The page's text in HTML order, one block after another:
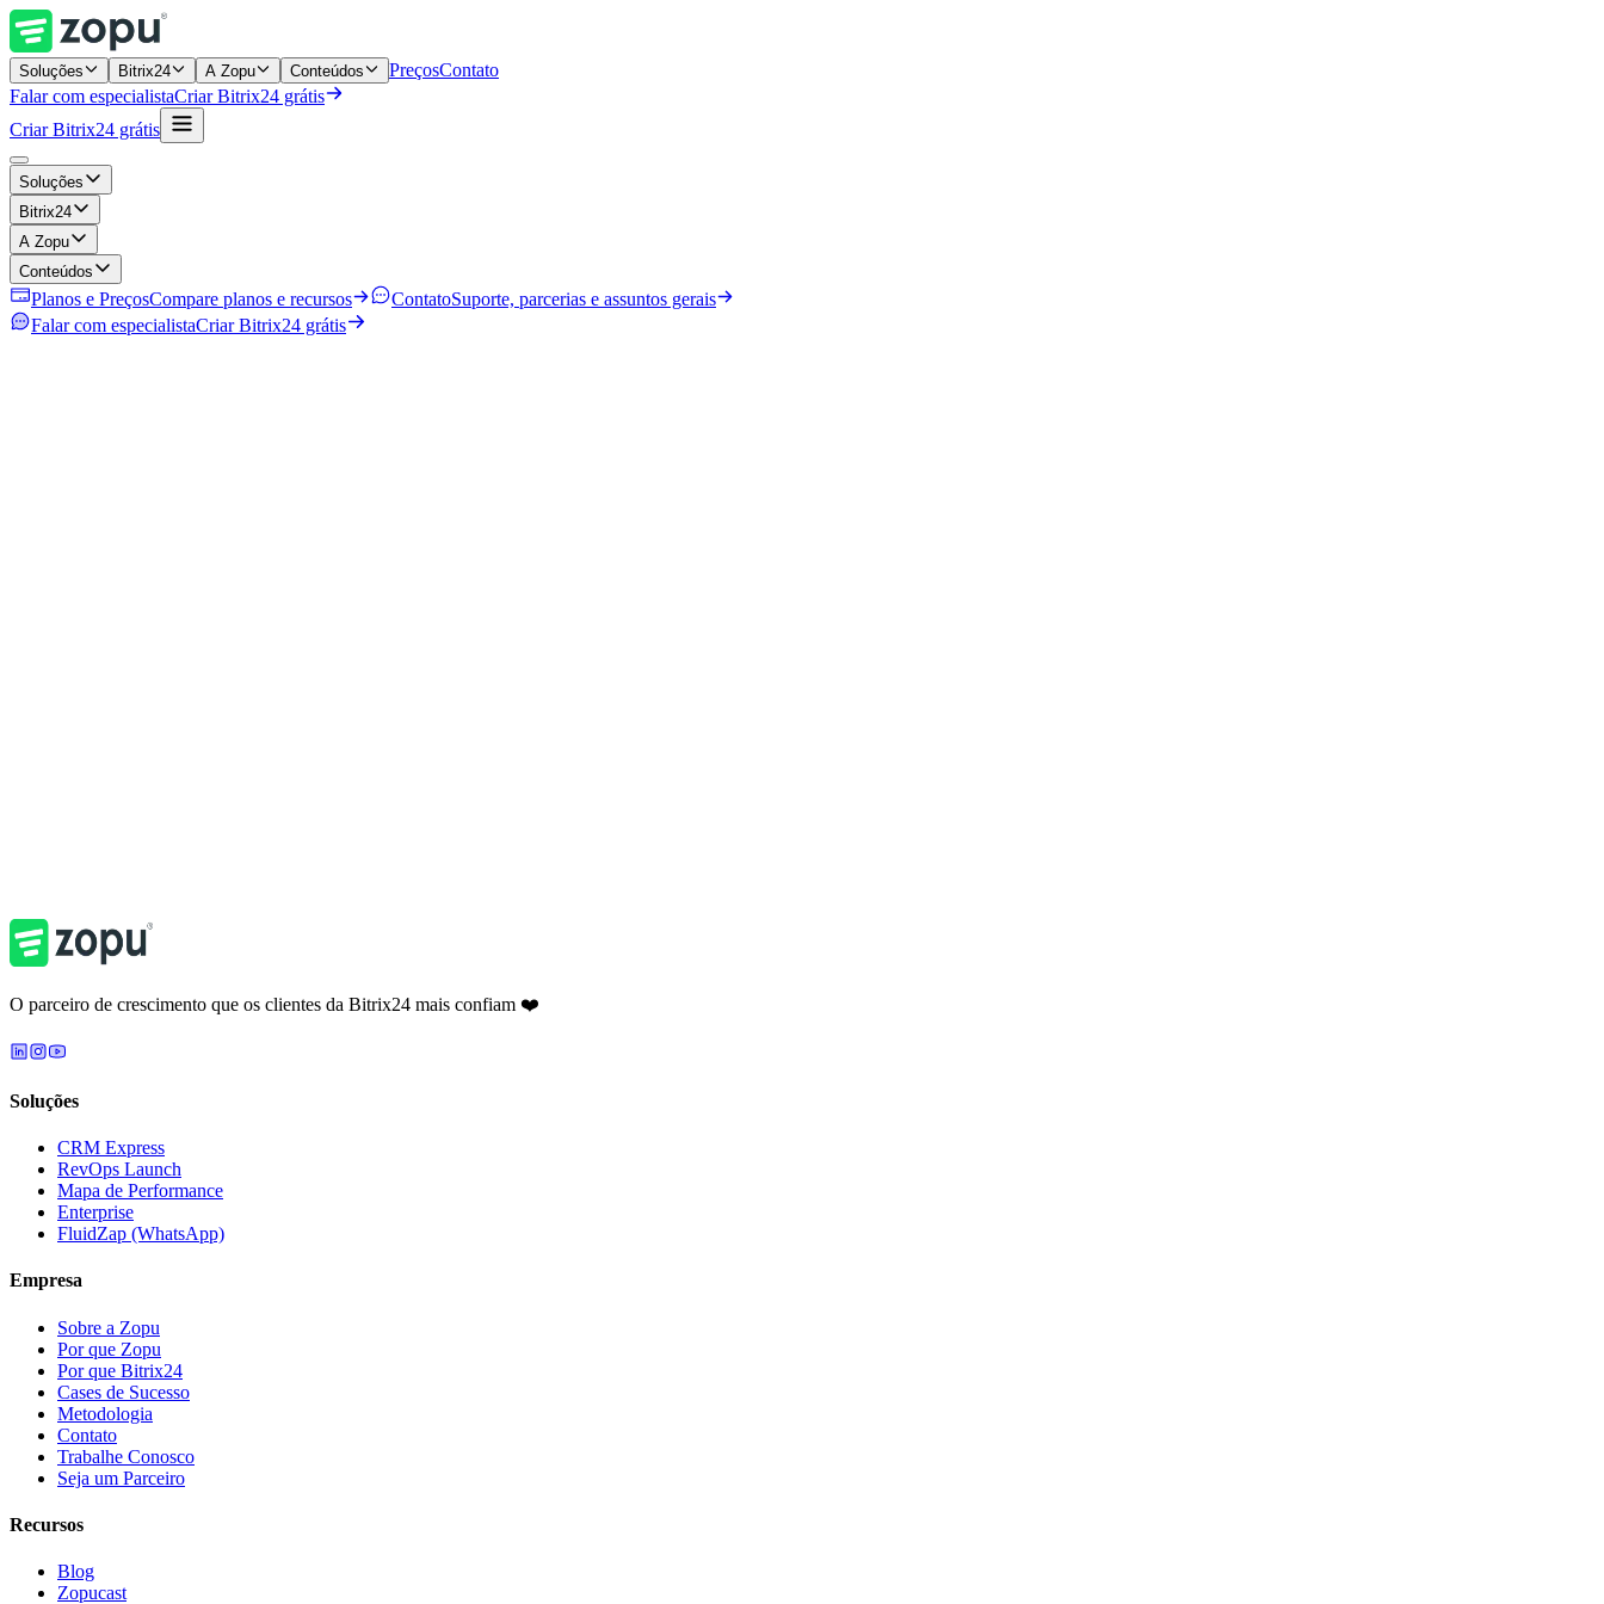
Soluções Bitrix24 A Zopu Conteúdos PreçosContato
Falar com especialistaCriar Bitrix24 grátis
Criar Bitrix24 grátis
Soluções
Bitrix24
A Zopu
Conteúdos
Planos e PreçosCompare planos e recursos ContatoSuporte, parcerias e assuntos gerais
Falar com especialistaCriar Bitrix24 grátis
O parceiro de crescimento que os clientes da Bitrix24 mais confiam ❤️
Soluções
CRM Express
RevOps Launch
Mapa de Performance
Enterprise
FluidZap (WhatsApp)
Empresa
Sobre a Zopu
Por que Zopu
Por que Bitrix24
Cases de Sucesso
Metodologia
Contato
Trabalhe Conosco
Seja um Parceiro
Recursos
Blog
Zopucast